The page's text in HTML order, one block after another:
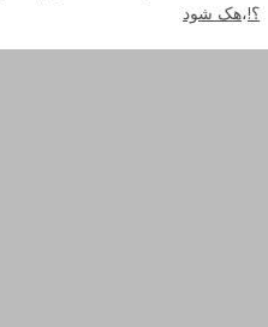
؟!،هک شود